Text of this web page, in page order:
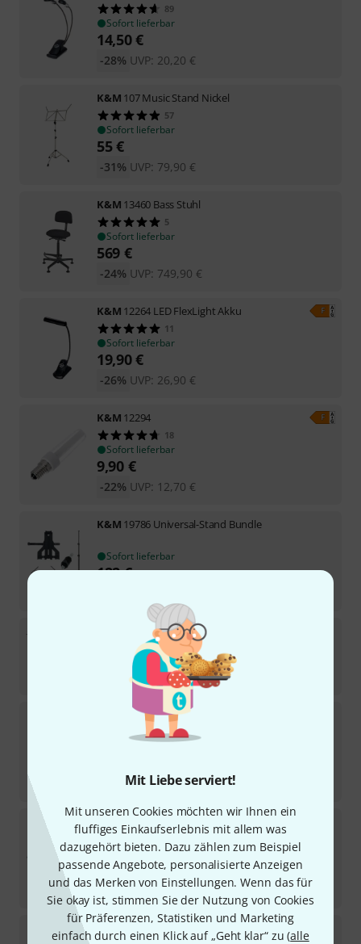
Mit Liebe serviert!
Mit unseren Cookies möchten wir Ihnen ein
fluffiges Einkaufserlebnis mit allem was
dazugehört bieten. Dazu zählen zum Beispiel
passende Angebote, personalisierte Anzeigen
und das Merken von Einstellungen. Wenn das für
Sie okay ist, stimmen Sie der Nutzung von Cookies
für Präferenzen, Statistiken und Marketing
einfach durch einen Klick auf „Geht klar“ zu (alle
89
Sofort lieferbar
14,50€
UVP: 20,20 €
-28%
K&M 107 Music Stand Nickel
57
Sofort lieferbar
55€
UVP: 79,90 €
-31%
K&M 13460 Bass Stuhl
5
Sofort lieferbar
569 €
UVP: 749,90 €
-24%
K&M 12264 LED FlexLight Akku
11
Sofort lieferbar
19,90€
UVP: 26,90 €
-26%
K&M 12294
18
Sofort lieferbar
9,90 €
UVP: 12,70 €
-22%
K&M 19786 Universal-Stand Bundle
Sofort lieferbar
122€
10062 Stand Robby Plus Set
Sofort lieferbar
12244 Double2 LED FlexLight
439
Sofort lieferbar
UVP:17,50 €
-26%
Sofort lieferbar
42 €
UVP:60,90 €
-31%
11905